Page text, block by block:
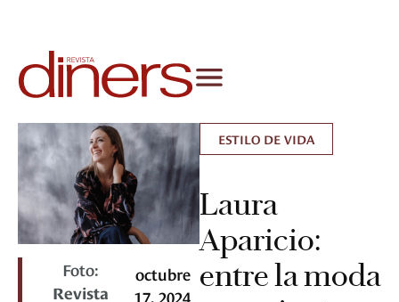
Foto:
Revista
octubre
17, 2024
ESTILO DE VIDA
Laura
Aparicio:
entre la moda